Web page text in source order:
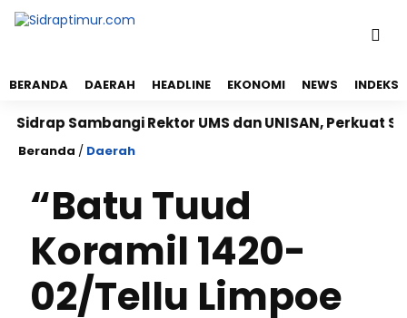
BERANDA DAERAH HEADLINE EKONOMI NEWS INDEKS
Sambangi Rektor UMS dan UNISAN, Perkuat
Beranda / Daerah
“Batu Tuud
Koramil 1420-
02/Tellu Limpoe